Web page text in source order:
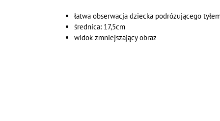
łatwa obserwacja dziecka podróżującego
średnica: 17,5cm
widok zmniejszający obraz